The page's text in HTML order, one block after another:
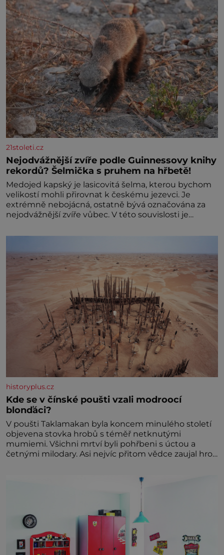
21stoleti.cz
Nejodvážnější zvíře podle Guinnessovy knihy
rekordů? Šelmička s pruhem na hřbetě!
Medojed kapský je lasicovitá šelma, kterou bychom
velikostí mohli přirovnat k českému jezevci. Je
extrémně nebojácná, ostatně bývá označována za
nejodvážnější zvíře vůbec. V této souvislosti je
historyplus.cz
Kde se v čínské poušti vzali modroocí
blonďáci?
V poušti Taklamakan byla koncem minulého století
objevena stovka hrobů s téměř netknutými
mumiemi. Všichni mrtví byli pohřbeni s úctou a
četnými milodary. Asi nejvíc přitom vědce zaujal hrob
dávných lidí nesmírně dobře zachovalá, přičítají
odborníci zdejším klimatickým podmínkám. Sucho,